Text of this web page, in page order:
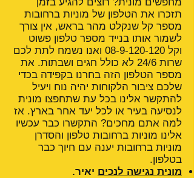
תזכרו את הטלפון של מוניות ברחובות
מספר קל שנקלט מהר בראש, אין צורך
לשמור אותו בנייד מספר טלפון פשוט
וקל 08-9-120-120 ואנו נשמח לתת לכם
שרות 24/6 לא כולל חגים ושבתות. את
מספר הטלפון הזה בחרנו בקפידה בכדי
שלכם ציבור הלקוחות יהיה נוח ויעיל
להתקשר אלינו בכל עת שתחפצו מונית
לנסיעה בעיר או לכל יעד אחר בארץ. אז
למה אתם מחכים? התקשרו כבר עכשיו
אלינו מוניות ברחובות טלפון והסדרן
מוניות ברחובות יענה עם חיוך כבר
בטלפון.
מונית נגישה לנכים יאיר.